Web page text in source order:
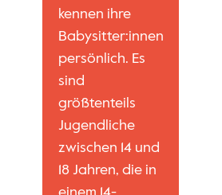
kennen ihre
Babysitter:innen
persönlich. Es
sind
größtenteils
Jugendliche
zwischen 14 und
18 Jahren, die in